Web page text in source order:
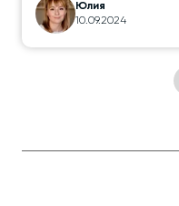
Юлия
10.09.2024